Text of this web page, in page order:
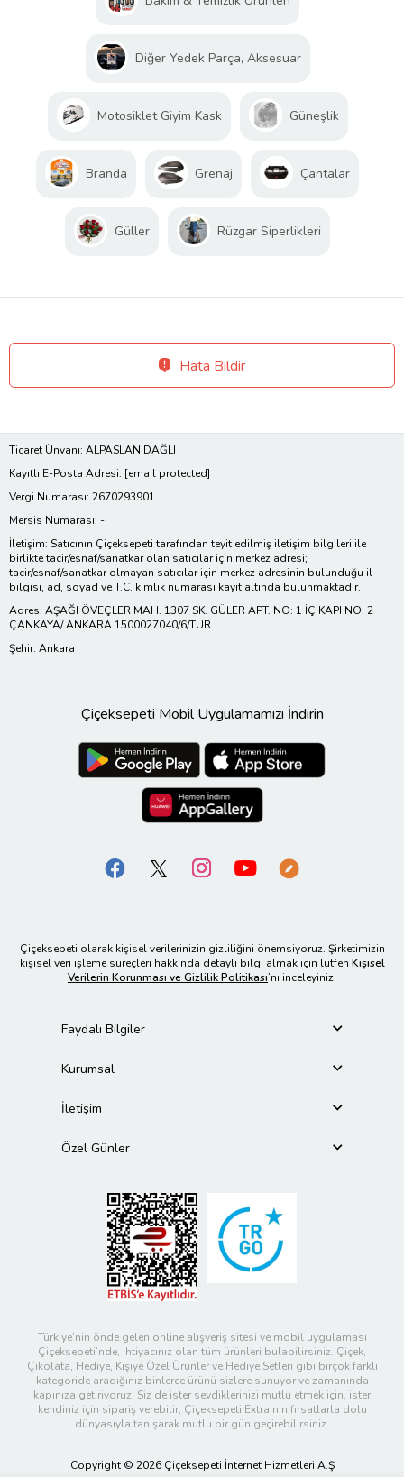
Diğer Yedek Parça, Aksesuar
Motosiklet Giyim Kask Güneşlik
Branda Grenaj Çantalar
Güller Rüzgar Siperlikleri
Hata Bildir
Ticaret Ünvanı: ALPASLAN DAĞLI
Kayıtlı E-Posta Adresi: [email protected]
Vergi Numarası: 2670293901
Mersis Numarası: -
İletişim: Satıcının Çiçeksepeti tarafından teyit edilmiş iletişim bilgileri ile
birlikte tacir/esnaf/sanatkar olan satıcılar için merkez adresi;
tacir/esnaf/sanatkar olmayan satıcılar için merkez adresinin bulunduğu il
bilgisi, ad, soyad ve T.C. kimlik numarası kayıt altında bulunmaktadır.
Adres: AŞAĞI ÖVEÇLER MAH. 1307 SK. GÜLER APT. NO: 1 İÇ KAPI NO: 2
ÇANKAYA/ ANKARA 1500027040/6/TUR
Şehir: Ankara
Çiçeksepeti Mobil Uygulamamızı İndirin
Çiçeksepeti olarak kişisel verilerinizin gizliliğini önemsiyoruz. Şirketimizin
kişisel veri işleme süreçleri hakkında detaylı bilgi almak için lütfen Kişisel
Verilerin Korunması ve Gizlilik Politikası’nı inceleyiniz.
Faydalı Bilgiler
Kurumsal
İletişim
Özel Günler
Türkiye’nin önde gelen online alışveriş sitesi ve mobil uygulaması
Çiçeksepeti’nde, ihtiyacınız olan tüm ürünleri bulabilirsiniz. Çiçek,
Çikolata, Hediye, Kişiye Özel Ürünler ve Hediye Setleri gibi birçok farklı
kategoride aradığınız binlerce ürünü sizlere sunuyor ve zamanında
kapınıza getiriyoruz! Siz de ister sevdiklerinizi mutlu etmek için, ister
kendiniz için sipariş verebilir; Çiçeksepeti Extra’nın fırsatlarla dolu
dünyasıyla tanışarak mutlu bir gün geçirebilirsiniz.
Copyright © 2026 Çiçeksepeti İnternet Hizmetleri A.Ş